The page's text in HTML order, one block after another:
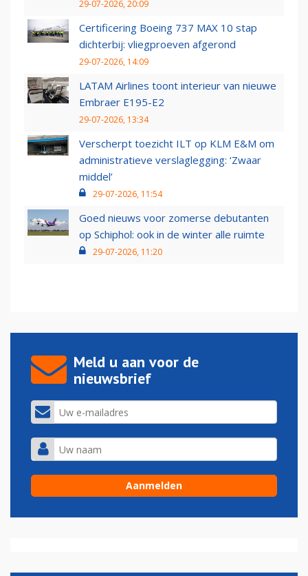
29-07-2026, 20:09
Certificering Boeing 737 MAX 10 stap
dichterbij: vliegproeven afgerond
29-07-2026, 14:09
LATAM Airlines toont interieur van nieuwe
Embraer E195-E2
29-07-2026, 13:34
Verscherpt toezicht ILT op KLM E&M om
administratieve verslaglegging: ‘Zwaar
middel’
29-07-2026, 11:54
Goed nieuws voor zomerse debutanten
op Schiphol: ook in de winter alle ruimte
29-07-2026, 11:20
Meld u aan voor de
nieuwsbrief